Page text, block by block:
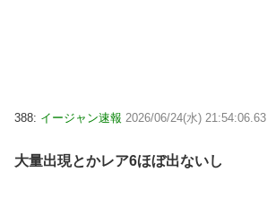
388: イージャン速報 2026/06/24(水) 21:54:06.63
大量出現とかレア6ほぼ出ないし